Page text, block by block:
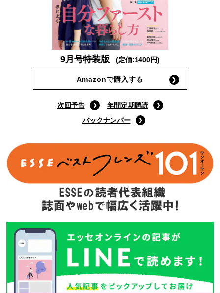
9月号特装版 (定価:1400円)
Amazonで購入する
次回予告
年間定期購読
バックナンバー